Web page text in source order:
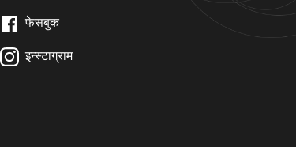
फेसबुक
इन्स्टाग्राम